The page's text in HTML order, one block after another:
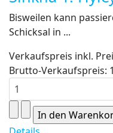
Bisweilen kann
Schicksal in ...
Verkaufspreis inkl.
Brutto-Verkaufspreis: